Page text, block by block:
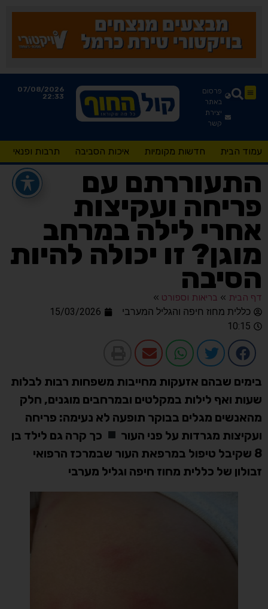
פרסום
באתר
יצירת
קשר
07/08/2026
22:33
עמוד הבית חדשות מקומיות איכות הסביבה תרבות ופנאי
התעוררתם עם
פריחה ועקיצות
אחרי לילה במרחב
מוגן? זו יכולה להיות
הסיבה
דף הבית » בריאות וספורט »
כללית מחוז חיפה והגליל המערבי
15/03/2026
10:15
בימים שבהם אזעקות מחייבות משפחות רבות לבלות
שעות ואף לילות במקלטים ובמרחבים מוגנים, חלק
מהאנשים מגלים בבוקר תופעה לא נעימה: פריחה
ועקיצות מגרדות על פני העור
כך קרה גם לילד בן
8 שקיבל טיפול במרפאת העור שבמרכז הרפואי
זבולון של כללית מחוז חיפה וגליל מערבי